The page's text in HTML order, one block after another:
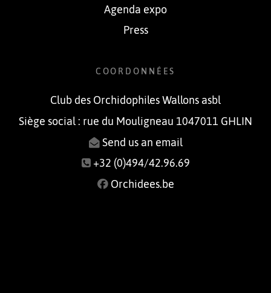
Agenda expo
Press
COORDONNÉES
Club des Orchidophiles Wallons asbl
Siège social : rue du Mouligneau 1047011 GHLIN
Send us an email
+32 (0)494/42.96.69
Orchidees.be